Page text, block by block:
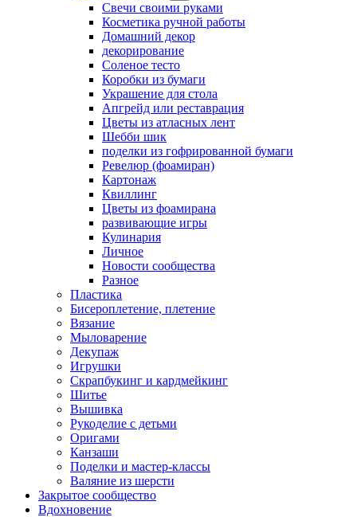
Свечи своими руками
Косметика ручной работы
Домашний декор
декорирование
Соленое тесто
Коробки из бумаги
Украшение для стола
Апгрейд или реставрация
Цветы из атласных лент
Шебби шик
поделки из гофрированной бумаги
Ревелюр (фоамиран)
Картонаж
Квиллинг
Цветы из фоамирана
развивающие игры
Кулинария
Личное
Новости сообщества
Разное
Пластика
Бисероплетение, плетение
Вязание
Мыловарение
Декупаж
Игрушки
Скрапбукинг и кардмейкинг
Шитье
Вышивка
Рукоделие с детьми
Оригами
Канзаши
Поделки и мастер-классы
Валяние из шерсти
Закрытое сообщество
Вдохновение